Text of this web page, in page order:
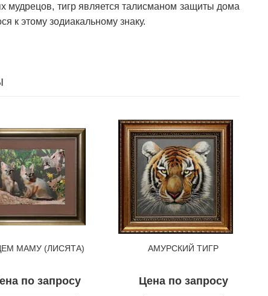
мудрецов, тигр является талисманом защиты дома
к этому зодиакальному знаку.
МАМУ (ЛИСЯТА)
по запросу
АМУРСКИЙ ТИГР
Цена по запросу